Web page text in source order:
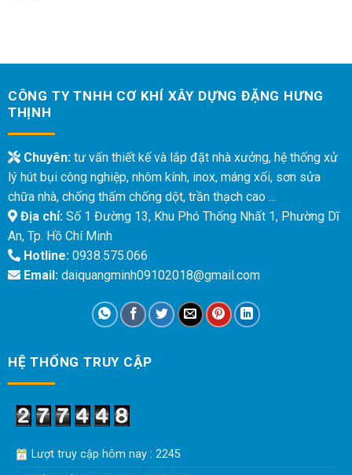
CÔNG TY TNHH CƠ KHÍ XÂY DỰNG ĐẶNG HƯNG
THỊNH
Chuyên:tư vấn thiết kế và lắp đặt nhà xưởng, hệ thống xử
lý hút bụi công nghiệp, nhôm kính, inox, máng xối, sơn sửa
chữa nhà, chống thấm chống dột, trần thạch cao ...
Địa chỉ:Số 1 Đường 13, Khu Phó Thống Nhất 1, Phường Dĩ
An, Tp. Hồ Chí Minh
Hotline:0938.575.066
Email:daiquangminh09102018@gmail.com
HỆ THỐNG TRUY CẬP
Lượt truy cập hôm nay : 2245